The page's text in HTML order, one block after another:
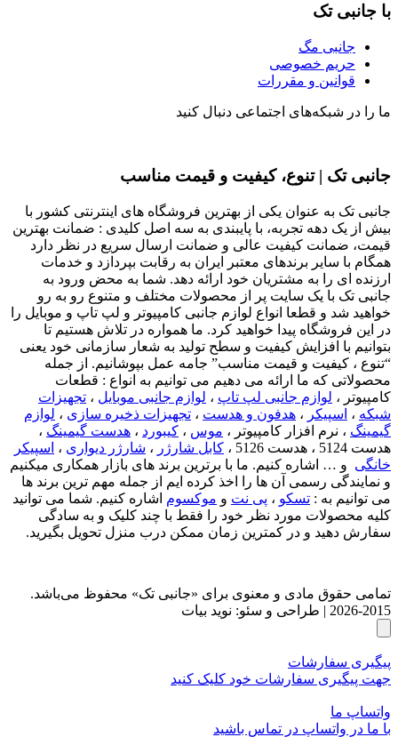
با جانبی تک
جانبی مگ
حریم خصوصی
قوانین و مقررات
ما را در شبکه‌های اجتماعی دنبال کنید
جانبی تک | تنوع، کیفیت و قیمت مناسب
جانبی تک به عنوان یکی از بهترین فروشگاه های اینترنتی کشور با
بیش از یک دهه تجربه، با پایبندی به سه اصل کلیدی : ضمانت بهترین
قیمت، ضمانت کیفیت عالی و ضمانت ارسال سریع در نظر دارد
همگام با سایر برندهای معتبر ایران به رقابت بپردازد و خدمات
ارزنده ای را به مشتریان خود ارائه دهد. شما به محض ورود به
جانبی تک با یک سایت پر از محصولات مختلف و متنوع رو به رو
خواهید شد و قطعا انواع لوازم جانبی کامپیوتر و لپ تاپ و موبایل را
در این فروشگاه پیدا خواهید کرد. ما همواره در تلاش هستیم تا
بتوانیم با افزایش کیفیت و سطح تولید به شعار سازمانی خود یعنی
“تنوع ، کیفیت و قیمت مناسب” جامه عمل بپوشانیم. از جمله
محصولاتی که ما ارائه می دهیم می توانیم به انواع : قطعات
کامپیوتر ، لوازم جانبی لپ تاپ ، لوازم جانبی موبایل ، تجهیزات
شبکه ، اسپیکر ، هدفون و هدست ، تجهیزات ذخیره سازی ، لوازم
گیمینگ ، نرم افزار کامپیوتر ، موس ، کیبورد ، هدست گیمینگ ،
هدست 5124 ، هدست 5126 ،
کابل شارژر ، شارژر دیواری ، اسپیکر
خانگی و … اشاره کنیم. ما با برترین برند های بازار همکاری میکنیم
و نمایندگی رسمی آن ها را اخذ کرده ایم از جمله مهم ترین برند ها
می توانیم به : تسکو ، پی نت و موکسوم اشاره کنیم. شما می توانید
کلیه محصولات مورد نظر خود را فقط با چند کلیک و به سادگی
سفارش دهید و در کمترین زمان ممکن درب منزل تحویل بگیرید.
تمامی حقوق مادی و معنوی برای «جانبی تک» محفوظ می‌باشد.
2015-2026 | طراحی و سئو: نوید بیات
پیگیری سفارشات
جهت پیگیری سفارشات خود کلیک کنید
واتساپ ما
با ما در واتساپ در تماس باشید